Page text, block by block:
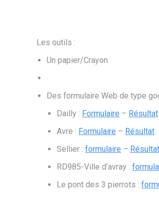
Les outils :
Un papier/Crayon
Des formulaire Web de type
Dailly : Formulaire – Résultat
Avre : Formulaire – Résultat
Sellier : formulaire – Résultat
RD985-Ville d’avray :
Le pont des 3 pierrots :